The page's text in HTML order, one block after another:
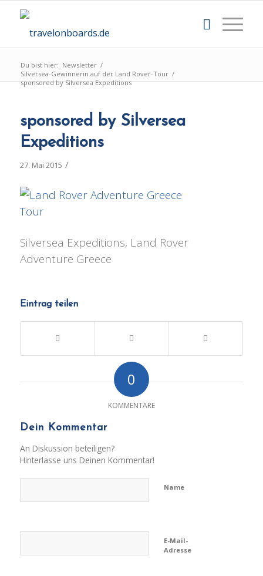
Du bist hier: Newsletter /
Silversea-Gewinnerin auf der Land Rover-Tour /
sponsored by Silversea Expeditions
sponsored by Silversea
Expeditions
27. Mai 2015 /
Silversea Expeditions, Land Rover
Adventure Greece
Eintrag teilen
0
KOMMENTARE
Dein Kommentar
An Diskussion beteiligen?
Hinterlasse uns Deinen Kommentar!
Name
E-Mail-
Adresse